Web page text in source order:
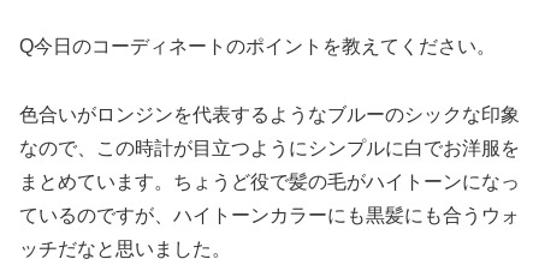
Q今日のコーディネートのポイントを教えてください。
色合いがロンジンを代表するようなブルーのシックな印象
なので、この時計が目立つようにシンプルに白でお洋服を
まとめています。ちょうど役で髪の毛がハイトーンになっ
ているのですが、ハイトーンカラーにも黒髪にも合うウォ
ッチだなと思いました。